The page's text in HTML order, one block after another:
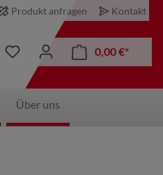
Produkt anfragen Kontakt
0,00 €*
Über uns